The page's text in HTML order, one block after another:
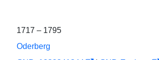
1717 – 1795
Oderberg